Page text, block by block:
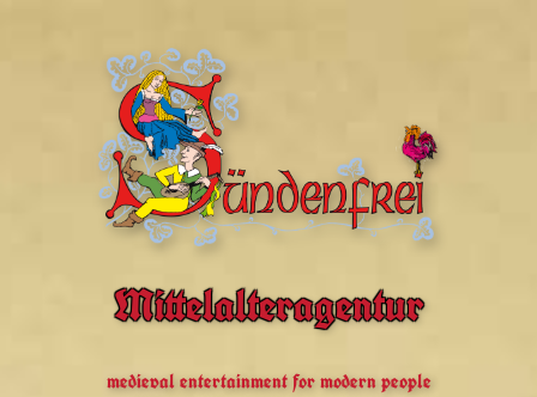
Mittelalteragentur
medieval entertainment for modern people